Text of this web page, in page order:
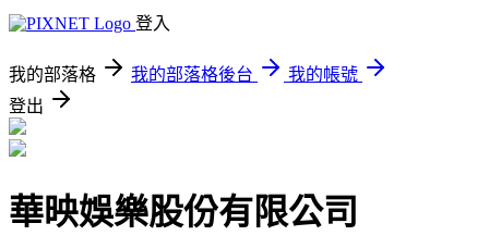
登入
我的部落格 我的部落格後台
我的帳號
登出
華映娛樂股份有限公司